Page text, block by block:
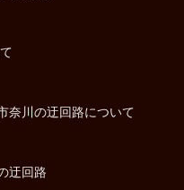
川の迂回路について
迂回路